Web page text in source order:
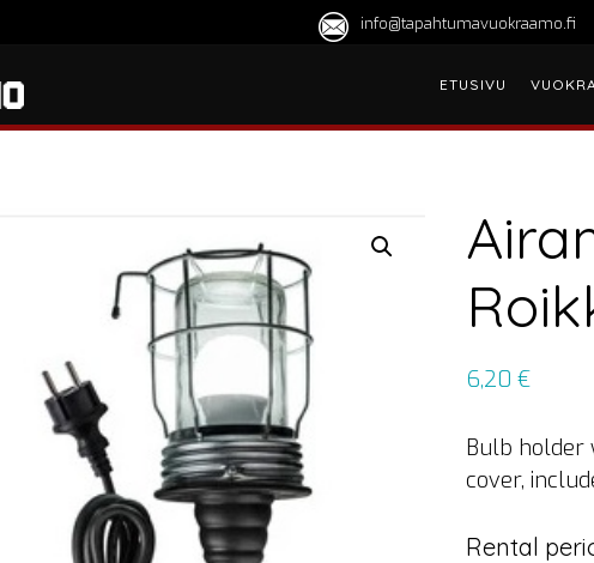
info@tapahtumavuokraamo.fi
ETUSIVU
6,20 €
Bulb holder
cover,
Rental